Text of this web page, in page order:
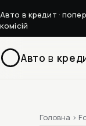
Авто в кредит ·
комісій
Авто в
Головна ›